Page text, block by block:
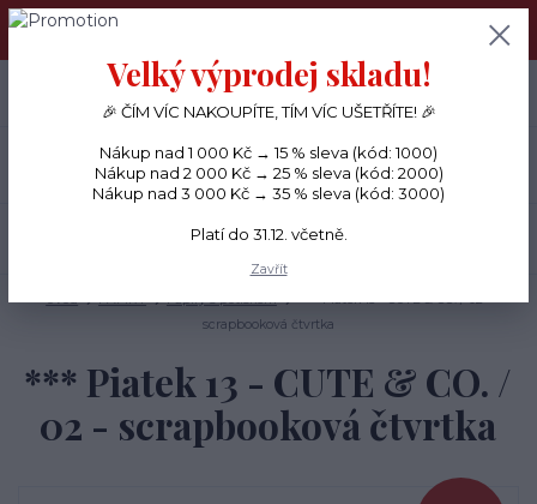
PŘÁNÍČKA a PAPÍROVÉ DÁRKY odesílám každý den, KREATIVNÍ
Menu
CZK
+420 734 380 930
(Po-Ne, 8-20 hod.)
scrapbooková čtvrtka
*** Piatek 13 - CUTE & CO. /
02 - scrapbooková čtvrtka
Velký výprodej skladu!
🎉 ČÍM VÍC NAKOUPÍTE, TÍM VÍC UŠETŘÍTE! 🎉
Nákup nad 1 000 Kč → 15 % sleva (kód: 1000)
Nákup nad 2 000 Kč → 25 % sleva (kód: 2000)
Nákup nad 3 000 Kč → 35 % sleva (kód: 3000)
Platí do 31.12. včetně.
Zavřít